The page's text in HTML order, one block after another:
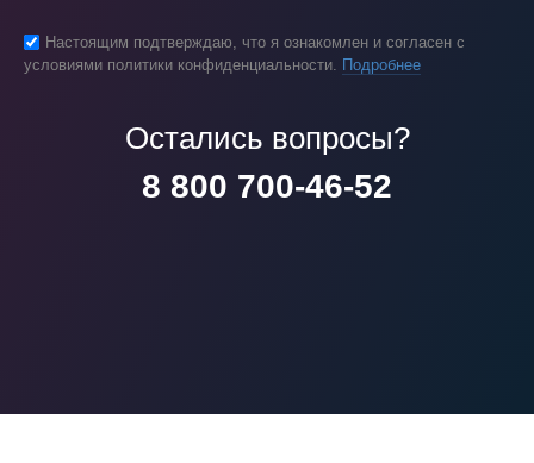
Настоящим подтверждаю, что я ознакомлен и согласен с
условиями политики конфиденциальности. Подробнее
Остались вопросы?
8 800 700-46-52